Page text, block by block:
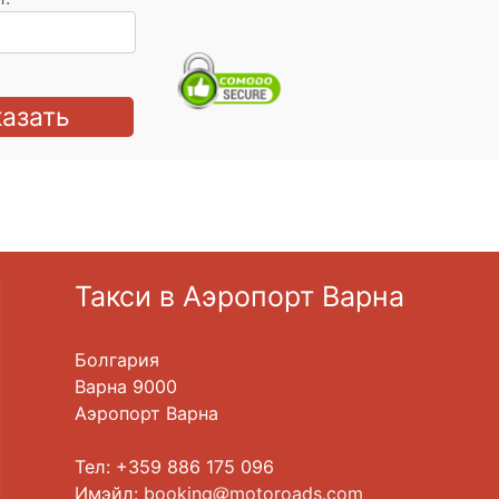
Такси в Аэропорт Варна
Болгария
Варна 9000
Аэропорт Варна
Тел: +359 886 175 096
Имэйл: booking motoroads.com